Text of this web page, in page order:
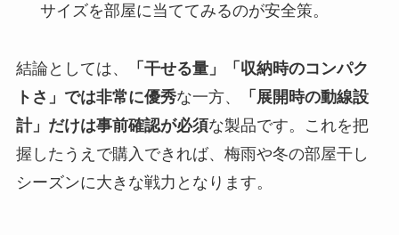
サイズを部屋に当ててみるのが安全策。
結論としては、
「干せる量」「収納時のコンパク
トさ」では非常に優秀な一方、
「展開時の動線設
計」だけは事前確認が必須な製品です。これを把
握したうえで購入できれば、梅雨や冬の部屋干し
シーズンに大きな戦力となります。